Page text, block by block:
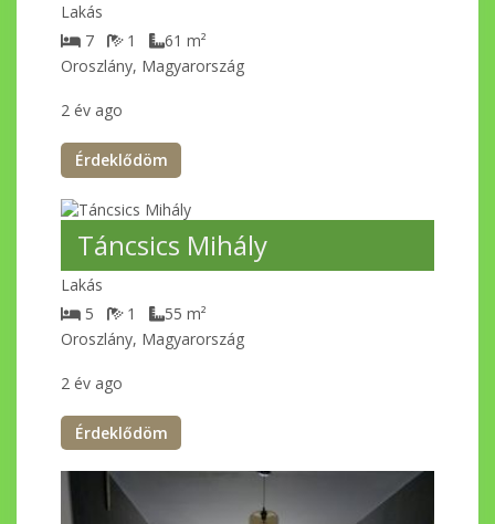
Lakás
Oroszlány, Magyarország
7 1 61 m²
2 év ago
Érdeklődöm
Lakás
Táncsics Mihály
Oroszlány, Magyarország
5 1 55 m²
2 év ago
Érdeklődöm